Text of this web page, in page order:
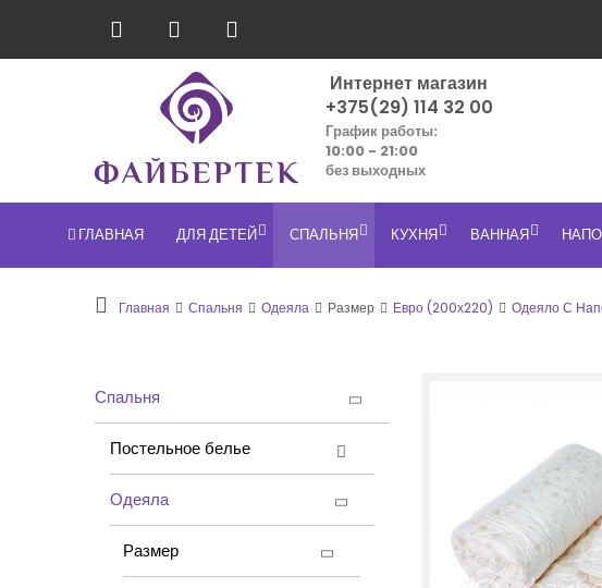
Интернет магазин
+375(29) 114 32 00
График работы:
10:00 - 21:00
без выходных
ГЛАВНАЯ ДЛЯ ДЕТЕЙ СПАЛЬНЯ КУХНЯ ВАННАЯ
Главная Спальня Одеяла Размер Евро (200х220) Одеяло С
Спальня
Постельное белье
Одеяла
Размер